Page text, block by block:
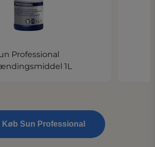
Professional
1L
Køb Sun Professional